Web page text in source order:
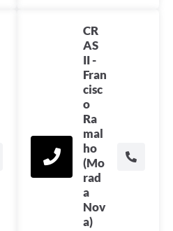
CR
AS
II -
Fran
cisc
o
Ra
mal
ho
(Mo
rad
a
Nov
a)